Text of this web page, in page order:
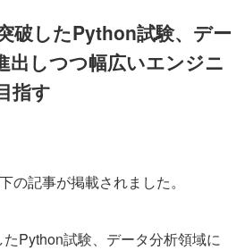
破したPython試験、デー
出しつつ幅広いエンジニ
指す
の記事が掲載されました。
Python試験、データ分析領域に